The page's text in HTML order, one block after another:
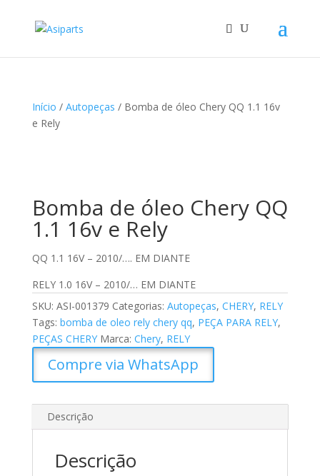
Início / Autopeças / Bomba de óleo Chery QQ 1.1 16v
e Rely
Bomba de óleo Chery QQ
1.1 16v e Rely
QQ 1.1 16V – 2010/…. EM DIANTE
RELY 1.0 16V – 2010/… EM DIANTE
SKU: ASI-001379 Categorias: Autopeças, CHERY, RELY
Tags: bomba de oleo rely chery qq, PEÇA PARA RELY,
PEÇAS CHERY Marca: Chery, RELY
Compre via WhatsApp
Descrição
Descrição